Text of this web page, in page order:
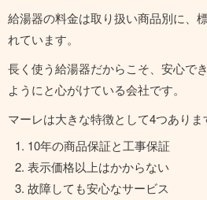
給湯器の料金は取り扱い商品別に、
れています。
長く使う給湯器だからこそ、安心で
ようにと心がけている会社です。
マーレは大きな特徴として4つありま
10年の商品保証と工事保証
表示価格以上はかからない
故障しても安心なサービス